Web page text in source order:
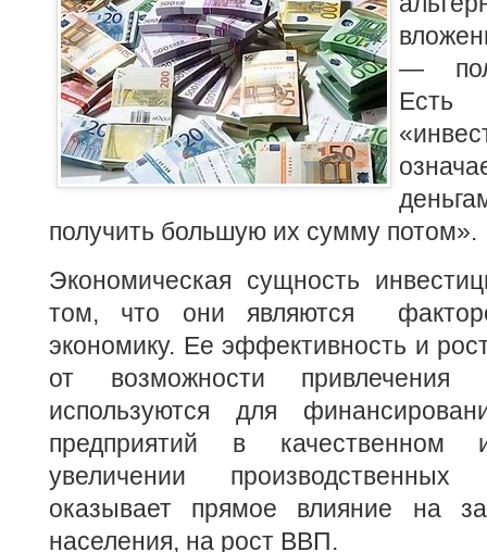
—
получить большую их сумму потом».
Экономическая сущность
том, что они являются
экономику. Ее эффективность и
от возможности привлечения
используются для
предприятий в качественном
увеличении
оказывает прямое влияние на
населения, на рост ВВП.